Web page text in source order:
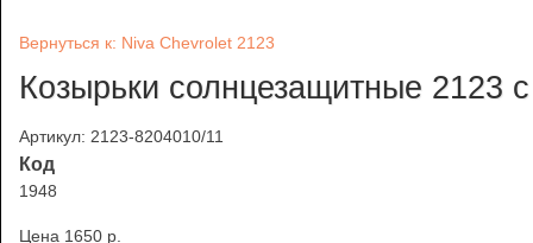
Вернуться к: Niva Chevrolet 2123
Козырьки солнцезащитные 2123
Артикул: 2123-8204010/11
Код
1948
Цена 1650 p.